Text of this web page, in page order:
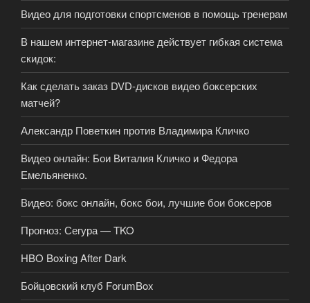
Видео для подготовки спортсменов в помощь тренерам
В нашем интернет-магазине действует гибкая система
скидок:
Как сделать заказ DVD-дисков видео боксерских
матчей?
Александр Поветкин против Владимира Кличко
Видео онлайн: Бои Виталия Кличко и Федора
Емельяненко.
Видео: бокс онлайн, бокс бои, лучшие бои боксеров
Прогноз: Сегура — TKO
HBO Boxing After Dark
Бойцовский клуб ForumBox